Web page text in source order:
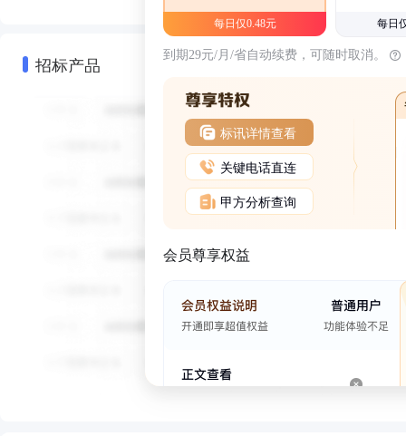
招标产品
每日仅0.48元 每日
到期29元/月/省自动续费，可随时取消。
标讯详情查看
关键电话直连
甲方分析查询
会员尊享权益